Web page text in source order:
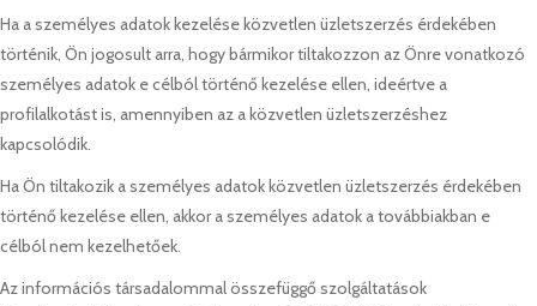
Ha a személyes adatok kezelése közvetlen üzletszerzés érdekében
történik, Ön jogosult arra, hogy bármikor tiltakozzon az Önre vonatkozó
személyes adatok e célból történő kezelése ellen, ideértve a
profilalkotást is, amennyiben az a közvetlen üzletszerzéshez
kapcsolódik.
Ha Ön tiltakozik a személyes adatok közvetlen üzletszerzés érdekében
történő kezelése ellen, akkor a személyes adatok a továbbiakban e
célból nem kezelhetőek.
Az információs társadalommal összefüggő szolgáltatások